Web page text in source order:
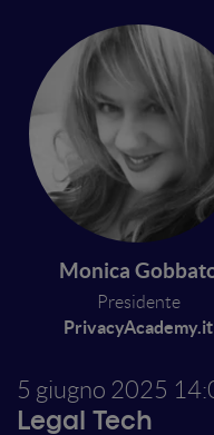
Monica
Presidente
PrivacyAcademy.it
5 giugno 2025
Legal Tech